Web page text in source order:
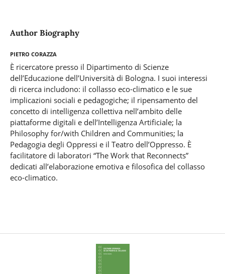
Author Biography
Pietro Corazza
È ricercatore presso il Dipartimento di Scienze
dell’Educazione dell’Università di Bologna. I suoi interessi
di ricerca includono: il collasso eco-climatico e le sue
implicazioni sociali e pedagogiche; il ripensamento del
concetto di intelligenza collettiva nell’ambito delle
piattaforme digitali e dell’Intelligenza Artificiale; la
Philosophy for/with Children and Communities; la
Pedagogia degli Oppressi e il Teatro dell’Oppresso. È
facilitatore di laboratori “The Work that Reconnects”
dedicati all’elaborazione emotiva e filosofica del collasso
eco-climatico.